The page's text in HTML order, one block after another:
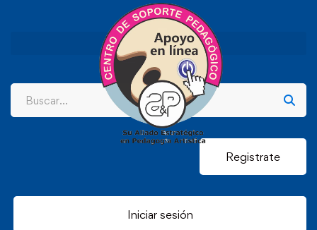
Registrate
Iniciar sesión